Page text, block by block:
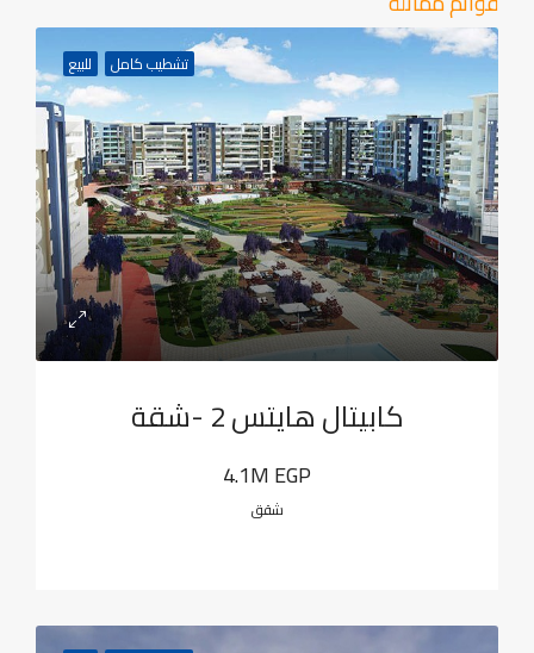
تشطيب كامل للبيع
كابيتال هايتس 2 -شقة
4.1M EGP
شقق